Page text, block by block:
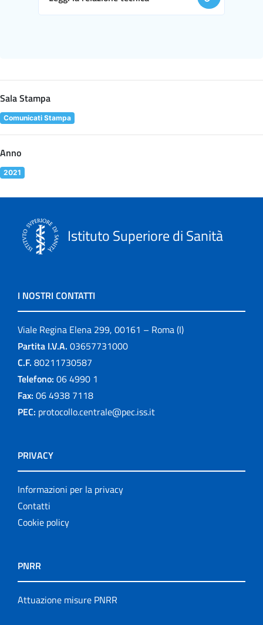
Sala Stampa
Comunicati Stampa
Anno
2021
Istituto Superiore di Sanità
I NOSTRI CONTATTI
Viale Regina Elena 299, 00161 – Roma (I)
Partita I.V.A. 03657731000
C.F. 80211730587
Telefono: 06 4990 1
Fax: 06 4938 7118
PEC: protocollo.centrale@pec.iss.it
PRIVACY
Informazioni per la privacy
Contatti
Cookie policy
PNRR
Attuazione misure PNRR